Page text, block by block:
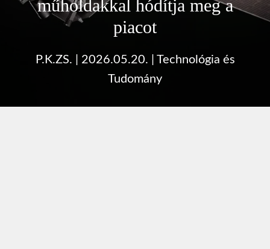
műholdakkal hódítja meg a
piacot
P.K.ZS. 2026.05.20.
Technológia és
Tudomány